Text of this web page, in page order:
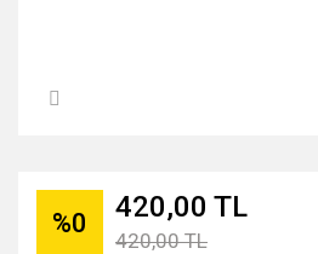
%0 420,00 TL
420,00 TL